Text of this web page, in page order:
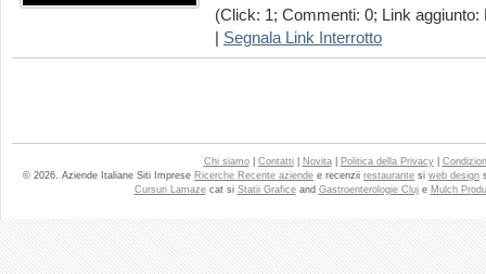
(Click: 1; Commenti: 0; Link aggiunto:
Segnala Link Interrotto
Chi siamo| Contatti| Novita| Politica della Privacy|
© 2026. Aziende Italiane Siti Imprese Ricerche Recente aziende e recenzii restaurante si web design
Cursuri Lamazecat si Statii Graficeand Gastroenterologie Cluje Mulch